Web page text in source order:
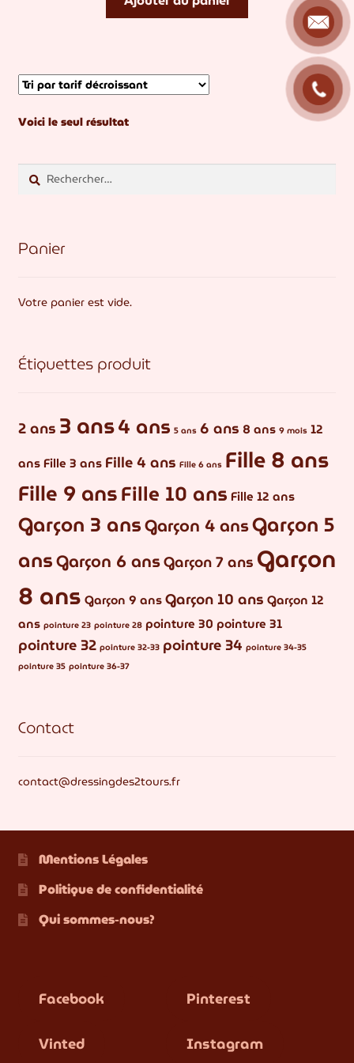
était :
est :
Voici le seul résultat
Rechercher :
Panier
Votre panier est vide.
Étiquettes produit
2 ans 3 ans4 ans 5 ans 6 ans 8 ans 9 mois 12
ansFille 3 ans Fille 4 ans Fille 6 ans Fille 8 ans
Fille 9 ansFille 10 ans Fille 12 ans
Garçon 3 ansGarçon 4 ansGarçon 5
ansGarçon 6 ansGarçon 7 ansGarçon
8 ans Garçon 9 ansGarçon 10 ans Garçon 12
ans pointure 23 pointure 28 pointure 30 pointure 31
pointure 32 pointure 32-33 pointure 34 pointure 34-35
pointure 35 pointure 36-37
Contact
contact@dressingdes2tours.fr
Mentions Légales
Politique de confidentialité
Qui sommes-nous?
Facebook
Vinted
Pinterest
Instagram